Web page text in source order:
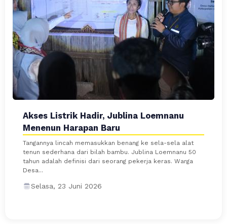
Akses Listrik Hadir, Jublina Loemnanu
Menenun Harapan Baru
Tangannya lincah memasukkan benang ke sela-sela alat
tenun sederhana dari bilah bambu. Jublina Loemnanu 50
tahun adalah definisi dari seorang pekerja keras. Warga
Desa...
Selasa, 23 Juni 2026